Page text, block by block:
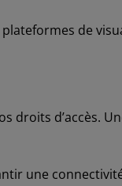
de
droits d’accès.
une